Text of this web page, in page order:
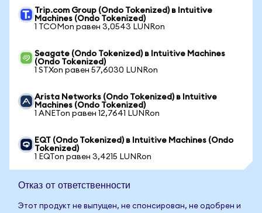
Trip.com Group (Ondo Tokenized) в Intuitive
Machines (Ondo Tokenized)
1 TCOMon равен 3,0543 LUNRon
Seagate (Ondo Tokenized) в Intuitive Machines
(Ondo Tokenized)
1 STXon равен 57,6030 LUNRon
Arista Networks (Ondo Tokenized) в Intuitive
Machines (Ondo Tokenized)
1 ANETon равен 12,7641 LUNRon
EQT (Ondo Tokenized) в Intuitive Machines (Ondo
Tokenized)
1 EQTon равен 3,4215 LUNRon
Отказ от ответственности
Этот продукт не выпущен, не спонсирован, не одобрен и